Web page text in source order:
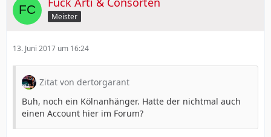
Meister
13. Juni 2017 um 16:24
Zitat von dertorgarant
Buh, noch ein Kölnanhänger. Hatte der nichtmal auch
einen Account hier im Forum?